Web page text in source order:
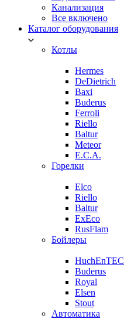
Канализация
Все включено
Каталог оборудования
Котлы
Hermes
DeDietrich
Baxi
Buderus
Ferroli
Riello
Baltur
Meteor
E.C.A.
Горелки
Elco
Riello
Baltur
ExEco
RusFlam
Бойлеры
HuchEnTEC
Buderus
Royal
Elsen
Stout
Автоматика